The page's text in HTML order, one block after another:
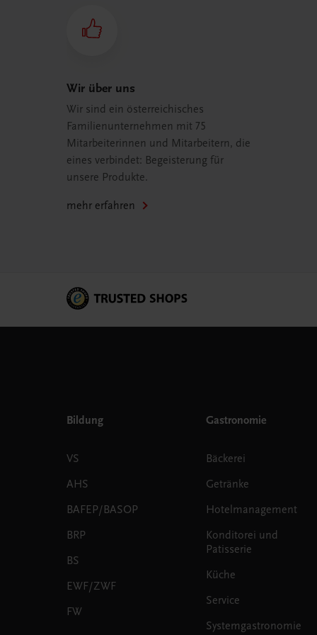
Wir über uns
Wir sind ein österreichisches
Familienunternehmen mit 75
Mitarbeiterinnen und Mitarbeitern, die
eines verbindet: Begeisterung für
unsere Produkte.
mehr erfahren
Bildung
VS
AHS
BAFEP/BASOP
BRP
BS
EWF/ZWF
FW
Gastronomie
Bäckerei
Getränke
Hotelmanagement
Konditorei und
Patisserie
Küche
Service
Systemgastronomie